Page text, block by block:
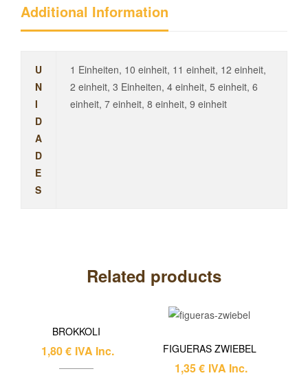
Additional Information
U
N
I
D
A
D
E
S
1 Einheiten, 10 einheit, 11 einheit, 12 einheit,
2 einheit, 3 Einheiten, 4 einheit, 5 einheit, 6
einheit, 7 einheit, 8 einheit, 9 einheit
Related products
BROKKOLI
1,80€ IVA Inc. FIGUERAS ZWIEBEL
1,35€ IVA Inc.